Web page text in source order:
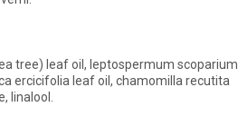
tree) leaf oil, leptospermum scoparium
ercicifolia leaf oil, chamomilla recutita
linalool.